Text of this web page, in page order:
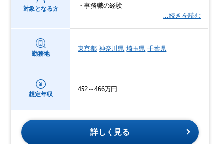
対象となる方
・事務職の経験
…続きを読む
勤務地
東京都 神奈川県 埼玉県 千葉県
想定年収
452～466万円
詳しく見る